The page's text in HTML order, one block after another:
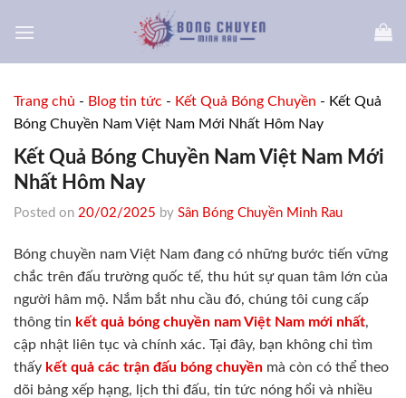
Trang chủ - Blog tin tức - Kết Quả Bóng Chuyền - Kết Quả
Bóng Chuyền Nam Việt Nam Mới Nhất Hôm Nay
Kết Quả Bóng Chuyền Nam Việt Nam Mới
Nhất Hôm Nay
Posted on 20/02/2025 by Sân Bóng Chuyền Minh Rau
Bóng chuyền nam Việt Nam đang có những bước tiến vững
chắc trên đấu trường quốc tế, thu hút sự quan tâm lớn của
người hâm mộ. Nắm bắt nhu cầu đó, chúng tôi cung cấp
thông tin kết quả bóng chuyền nam Việt Nam mới nhất,
cập nhật liên tục và chính xác. Tại đây, bạn không chỉ tìm
thấy kết quả các trận đấu bóng chuyền mà còn có thể theo
dõi bảng xếp hạng, lịch thi đấu, tin tức nóng hổi và nhiều